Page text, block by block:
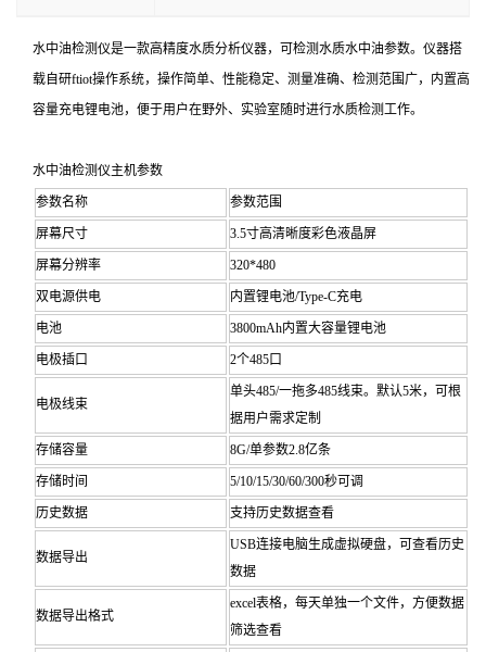
水中油检测仪是一款高精度水质分析仪器，可检测水质水中油参数。仪器搭
载自研ftiot操作系统，操作简单、性能稳定、测量准确、检测范围广，内置高
容量充电锂电池，便于用户在野外、实验室随时进行水质检测工作。
水中油检测仪主机参数
参数名称 参数范围
屏幕尺寸 3.5寸高清晰度彩色液晶屏
屏幕分辨率 320*480
双电源供电 内置锂电池/Type-C充电
电池 3800mAh内置大容量锂电池
电极插口 2个485口
电极线束
单头485/一拖多485线束。默认5米，可根
据用户需求定制
存储容量 8G/单参数2.8亿条
存储时间 5/10/15/30/60/300秒可调
历史数据 支持历史数据查看
数据导出
USB连接电脑生成虚拟硬盘，可查看历史
数据
数据导出格式
excel表格，每天单独一个文件，方便数据
筛选查看